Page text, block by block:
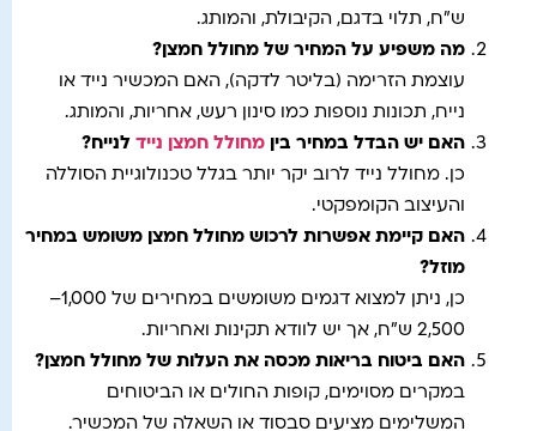
ש"ח, תלוי בדגם, הקיבולת, והמותג.
מה משפיע על המחיר של מחולל חמצן ?
עוצמת הזרימה (בליטר לדקה), האם המכשיר נייד או
נייח, תכונות נוספות כמו סינון רעש, אחריות, והמותג.
האם יש הבדל במחיר בין מחולל חמצן נייד לנייח ?
כן. מחולל נייד לרוב יקר יותר בגלל טכנולוגיית הסוללה
והעיצוב הקומפקטי.
האם קיימת אפשרות לרכוש מחולל חמצן משומש במחיר
מוזל?
כן, ניתן למצוא דגמים משומשים במחירים של 1,000–
2,500 ש"ח, אך יש לוודא תקינות ואחריות.
האם ביטוח בריאות מכסה את העלות של מחולל חמצן ?
במקרים מסוימים, קופות החולים או הביטוחים
המשלימים מציעים סבסוד או השאלה של המכשיר.